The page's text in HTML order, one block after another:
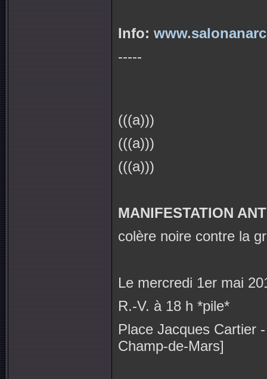
Info:
-----
(((a)))
(((a)))
(((a)))
MANIFESTATION
colère noire contre la
Le mercredi 1er mai
R.-V. à 18 h *pile*
Place Jacques Cartier
Champ-de-Mars]